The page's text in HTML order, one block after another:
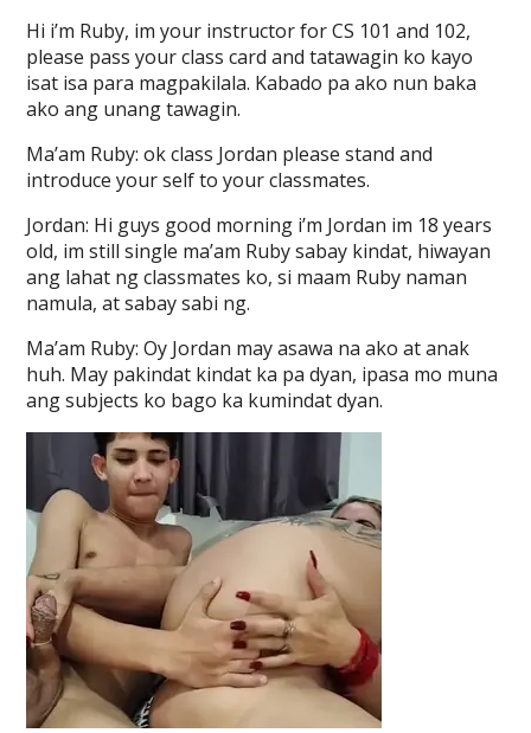
Hi i’m Ruby, im your instructor for CS 101 and 102,
please pass your class card and tatawagin ko kayo
isat isa para magpakilala. Kabado pa ako nun baka
ako ang unang tawagin.
Ma’am Ruby: ok class Jordan please stand and
introduce your self to your classmates.
Jordan: Hi guys good morning i’m Jordan im 18 years
old, im still single ma’am Ruby sabay kindat, hiwayan
ang lahat ng classmates ko, si maam Ruby naman
namula, at sabay sabi ng.
Ma’am Ruby: Oy Jordan may asawa na ako at anak
huh. May pakindat kindat ka pa dyan, ipasa mo muna
ang subjects ko bago ka kumindat dyan.